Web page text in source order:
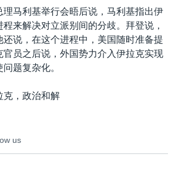
理马利基举行会晤后说，马利基指出伊
来解决对立派别间的分歧。拜登说，
说，在这个进程中，美国随时准备提
官员之后说，外国势力介入伊拉克实现
题复杂化。
克，政治和解
us